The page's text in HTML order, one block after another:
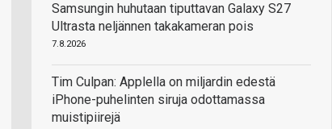
Samsungin huhutaan tiputtavan Galaxy S27
Ultrasta neljännen takakameran pois
7.8.2026
Tim Culpan: Applella on miljardin edestä
iPhone-puhelinten siruja odottamassa
muistipiirejä